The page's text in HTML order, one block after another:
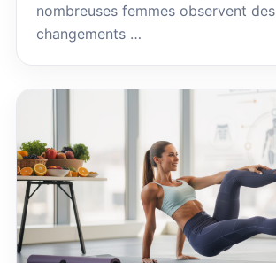
nombreuses femmes observent des
changements …